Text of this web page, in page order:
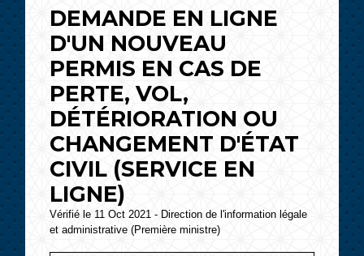
DEMANDE EN LIGNE
D'UN NOUVEAU
PERMIS EN CAS DE
PERTE, VOL,
DÉTÉRIORATION OU
CHANGEMENT D'ÉTAT
CIVIL (SERVICE EN
LIGNE)
Vérifié le 11 Oct 2021 - Direction de l'information légale
et administrative (Première ministre)